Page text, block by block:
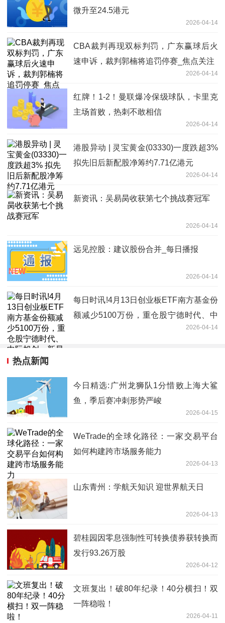
微升至24.5港元
2026-04-14
CBA裁判再现双标判罚，广东赢球后火
速申诉，裁判郭楠将追罚停赛_焦点关注
2026-04-14
红牌！1-2！曼联爆冷保级球队，卡里克
主场首败，热刺不敢相信
2026-04-14
港股异动 | 灵宝黄金(03330)一度跌超3%
拟先旧后新配股净筹约7.71亿港元
2026-04-14
新资讯：吴易昺收获第七个挑战赛冠军
2026-04-14
远见控股：建议股份合并_每日播报
2026-04-14
每日时讯!4月13日创业板ETF南方基金份
额减少5100万份，重仓股宁德时代、中
2026-04-14
热点新闻
今日精选:广州龙狮队1分惜败上海大鲨
鱼，季后赛冲刺形势严峻
2026-04-15
WeTrade的全球化路径：一家交易平台
如何构建跨市场服务能力
2026-04-13
山东青州：学航天知识 迎世界航天日
2026-04-13
碧桂园因零息强制性可转换债券获转换而
发行93.26万股
2026-04-12
文班复出！破80年纪录！40分横扫！双
一阵稳啦！
2026-04-11